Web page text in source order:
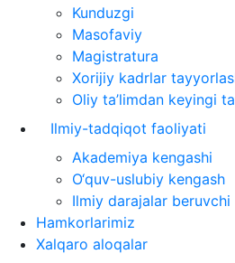
Kunduzgi
Masofaviy
Magistratura
Xorijiy kadrlar
Oliy ta’limdan keyingi
Ilmiy-tadqiqot faoliyati
Akademiya kengashi
O‘quv-uslubiy kengash
Ilmiy darajalar beruvchi
Hamkorlarimiz
Xalqaro aloqalar